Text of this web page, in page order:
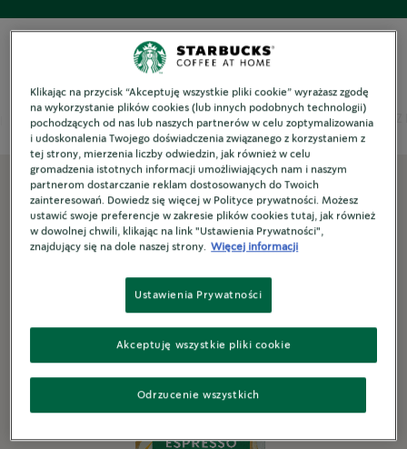
FiltrujTyp kawyPochodzenieStopień palenia
Filter Products
Klikając na przycisk “Akceptuję wszystkie pliki cookie” wyrażasz zgodę
na wykorzystanie plików cookies (lub innych podobnych technologii)
pochodzących od nas lub naszych partnerów w celu zoptymalizowania
i udoskonalenia Twojego doświadczenia związanego z korzystaniem z
tej strony, mierzenia liczby odwiedzin, jak również w celu
gromadzenia istotnych informacji umożliwiających nam i naszym
partnerom dostarczanie reklam dostosowanych do Twoich
zainteresowań. Dowiedz się więcej w Polityce prywatności. Możesz
ustawić swoje preferencje w zakresie plików cookies tutaj, jak również
w dowolnej chwili, klikając na link "Ustawienia Prywatności",
znajdujący się na dole naszej strony. Więcej informacji
Ustawienia Prywatności
Odrzucenie wszystkich
Akceptuję wszystkie pliki cookie